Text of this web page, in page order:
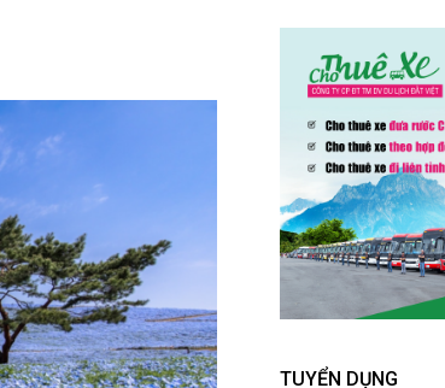
TUYỂN DỤNG